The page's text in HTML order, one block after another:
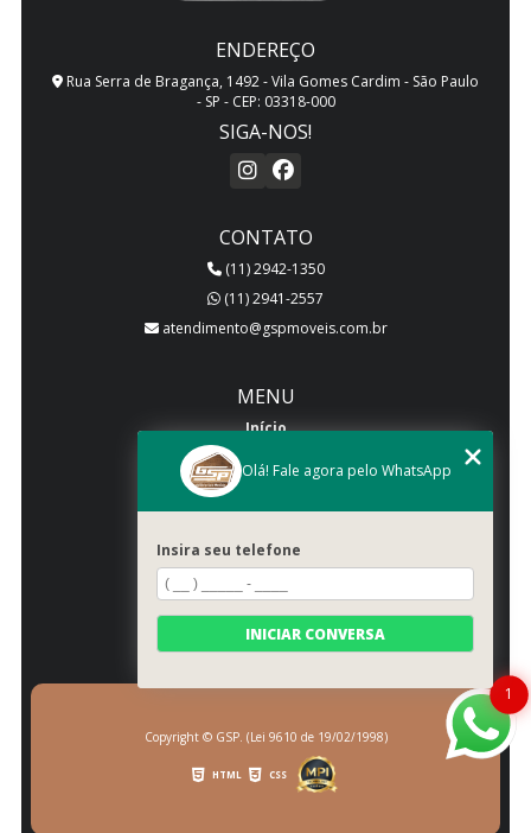
ENDEREÇO
Rua Serra de Bragança, 1492 - Vila Gomes Cardim - São Paulo
- SP - CEP: 03318-000
SIGA-NOS!
CONTATO
(11) 2942-1350
(11) 2941-2557
atendimento@gspmoveis.com.br
MENU
Início
Quem somos
Galeria
Categorias
Contato
Mapa do site
Copyright © GSP. (Lei 9610 de 19/02/1998)
HTML CSS
1
Olá! Fale agora pelo WhatsApp
Insira seu telefone
INICIAR CONVERSA